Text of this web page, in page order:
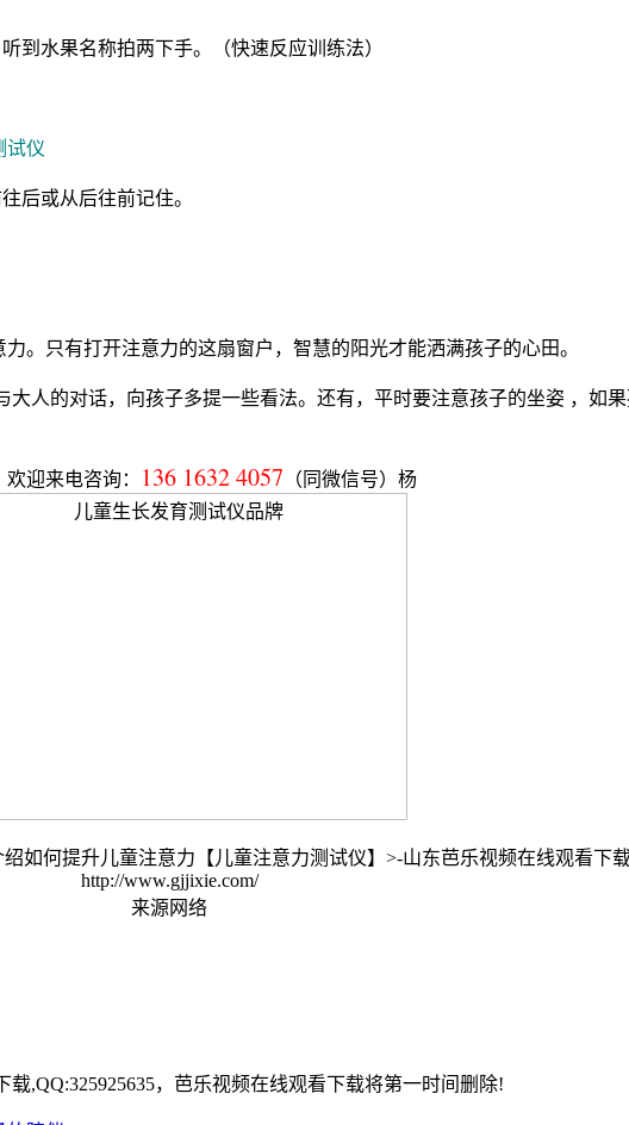
到水果名称拍两下手。（快速反应训练法）
试仪
后或从后往前记住。
。只有打开注意力的这扇窗户，智慧的阳光才能洒满孩子的心田。
人的对话，向孩子多提一些看法。还有，平时要注意孩子的坐姿 ，如
迎来电咨询： 136 1632 4057 （同微信号）杨
何提升儿童注意力【儿童注意力测试仪】>-山东芭乐视频在线观看下
http://www.gjjixie.com/
来源网络
,QQ:325925635，芭乐视频在线观看下载将第一时间删除!